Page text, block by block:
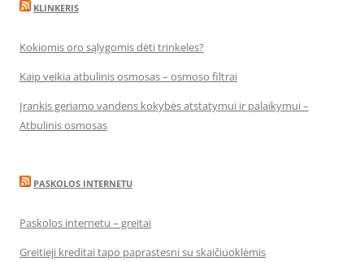
KLINKERIS
Kokiomis oro sąlygomis dėti trinkeles?
Kaip veikia atbulinis osmosas – osmoso filtrai
Įrankis geriamo vandens kokybės atstatymui ir palaikymui –
Atbulinis osmosas
PASKOLOS INTERNETU
Paskolos internetu – greitai
Greitieji kreditai tapo paprastesni su skaičiuoklėmis